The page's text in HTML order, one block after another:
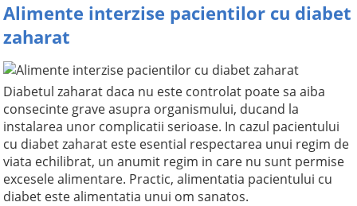
Alimente interzise pacientilor cu diabet
zaharat
Diabetul zaharat daca nu este controlat poate sa aiba
consecinte grave asupra organismului, ducand la
instalarea unor complicatii serioase. In cazul pacientului
cu diabet zaharat este esential respectarea unui regim de
viata echilibrat, un anumit regim in care nu sunt permise
excesele alimentare. Practic, alimentatia pacientului cu
diabet este alimentatia unui om sanatos.